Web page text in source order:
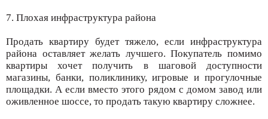
7. Плохая инфраструктура района
Продать квартиру будет тяжело, если инфраструктура
района оставляет желать лучшего. Покупатель помимо
квартиры хочет получить в шаговой доступности
магазины, банки, поликлинику, игровые и прогулочные
площадки. А если вместо этого рядом с домом завод или
оживленное шоссе, то продать такую квартиру сложнее.